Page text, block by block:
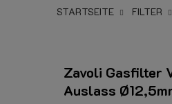
STARTSEITE FILTER
Zavoli Gasfilter
Auslass